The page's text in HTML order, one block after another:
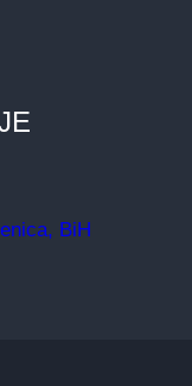
BiH